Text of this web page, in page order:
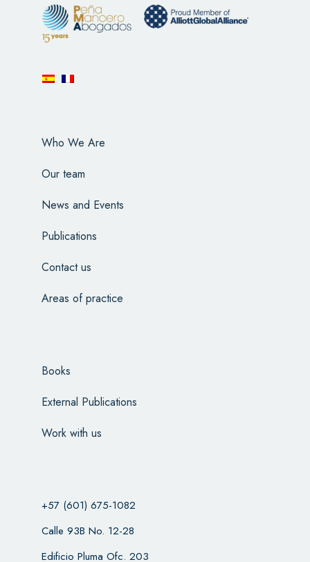
Who We Are
Our team
News and Events
Publications
Contact us
Areas of practice
Books
External Publications
Work with us
+57 (601) 675-1082
Calle 93B No. 12-28
Edificio Pluma Ofc. 203